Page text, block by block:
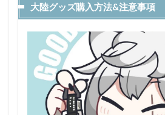
大陸グッズ購入方法&注意事項